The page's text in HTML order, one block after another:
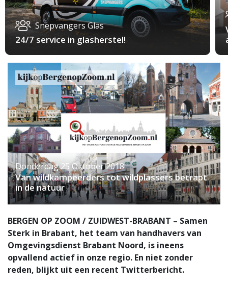
Snepvangers Glas
24/7 service in glasherstel!
Donderdag 25 Oktober 2018
Van wildkampeerders tot wildplassers betrapt
in de natuur
BERGEN OP ZOOM / ZUIDWEST-BRABANT – Samen
Sterk in Brabant, het team van handhavers van
Omgevingsdienst Brabant Noord, is ineens
opvallend actief in onze regio. En niet zonder
reden, blijkt uit een recent Twitterbericht.